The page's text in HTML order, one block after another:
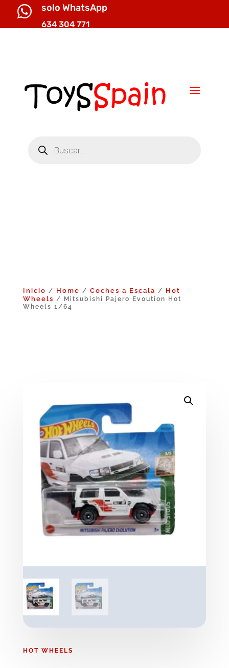
 solo WhatsApp
634 304 771
productos
Inicio / Home / Coches a Escala / Hot
Wheels / Mitsubishi Pajero Evoution Hot
Wheels 1/64
HOT WHEELS